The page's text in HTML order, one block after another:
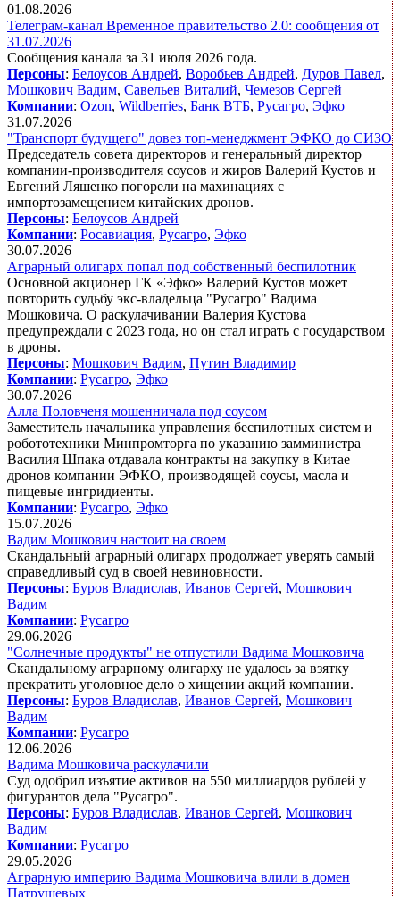
01.08.2026
Телеграм-канал Временное правительство 2.0: сообщения от
31.07.2026
Сообщения канала за 31 июля 2026 года.
Персоны: Белоусов Андрей, Воробьев Андрей, Дуров Павел,
Мошкович Вадим, Савельев Виталий, Чемезов Сергей
Компании: Ozon, Wildberries, Банк ВТБ, Русагро, Эфко
31.07.2026
"Транспорт будущего" довез топ-менеджмент ЭФКО до СИЗО
Председатель совета директоров и генеральный директор
компании-производителя соусов и жиров Валерий Кустов и
Евгений Ляшенко погорели на махинациях с
импортозамещением китайских дронов.
Персоны: Белоусов Андрей
Компании: Росавиация, Русагро, Эфко
30.07.2026
Аграрный олигарх попал под собственный беспилотник
Основной акционер ГК «Эфко» Валерий Кустов может
повторить судьбу экс-владельца "Русагро" Вадима
Мошковича. О раскулачивании Валерия Кустова
предупреждали с 2023 года, но он стал играть с государством
в дроны.
Персоны: Мошкович Вадим, Путин Владимир
Компании: Русагро, Эфко
30.07.2026
Алла Половченя мошенничала под соусом
Заместитель начальника управления беспилотных систем и
робототехники Минпромторга по указанию замминистра
Василия Шпака отдавала контракты на закупку в Китае
дронов компании ЭФКО, производящей соусы, масла и
пищевые ингридиенты.
Компании: Русагро, Эфко
15.07.2026
Вадим Мошкович настоит на своем
Скандальный аграрный олигарх продолжает уверять самый
справедливый суд в своей невиновности.
Персоны: Буров Владислав, Иванов Сергей, Мошкович
Вадим
Компании: Русагро
29.06.2026
"Солнечные продукты" не отпустили Вадима Мошковича
Скандальному аграрному олигарху не удалось за взятку
прекратить уголовное дело о хищении акций компании.
Персоны: Буров Владислав, Иванов Сергей, Мошкович
Вадим
Компании: Русагро
12.06.2026
Вадима Мошковича раскулачили
Суд одобрил изъятие активов на 550 миллиардов рублей у
фигурантов дела "Русагро".
Персоны: Буров Владислав, Иванов Сергей, Мошкович
Вадим
Компании: Русагро
29.05.2026
Аграрную империю Вадима Мошковича влили в домен
Патрушевых